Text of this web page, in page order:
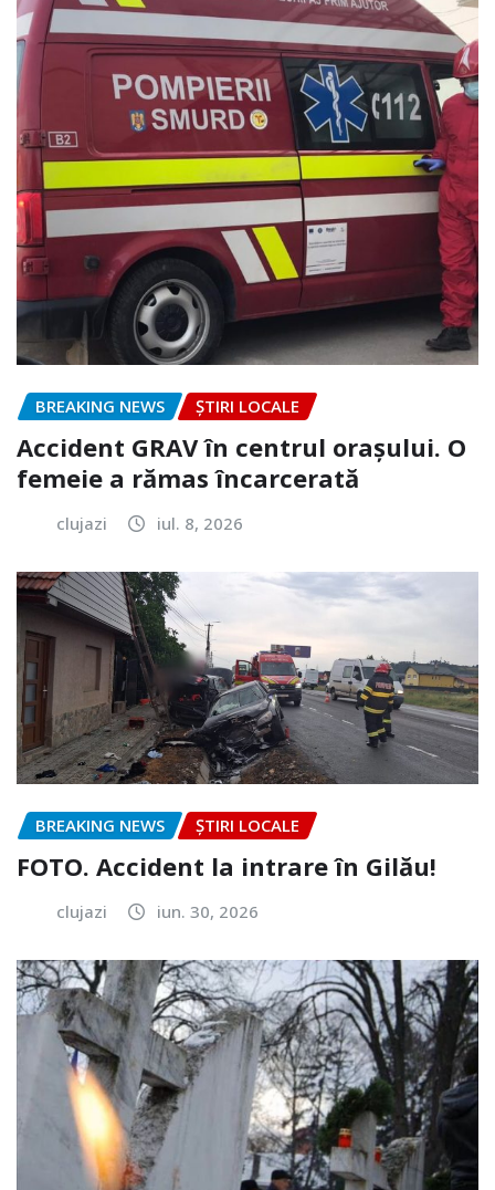
BREAKING NEWS ȘTIRI LOCALE
Accident GRAV în centrul orașului. O
femeie a rămas încarcerată
clujazi iul. 8, 2026
BREAKING NEWS ȘTIRI LOCALE
FOTO. Accident la intrare în Gilău!
clujazi iun. 30, 2026